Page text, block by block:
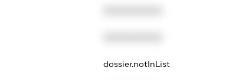
dossier.notInList